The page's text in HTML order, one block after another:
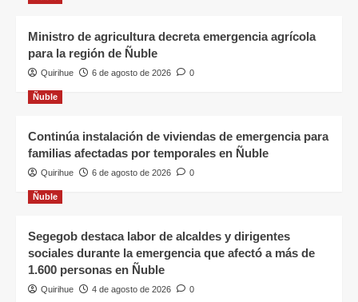
Ministro de agricultura decreta emergencia agrícola
para la región de Ñuble
Quirihue 6 de agosto de 2026 0
Ñuble
Continúa instalación de viviendas de emergencia para
familias afectadas por temporales en Ñuble
Quirihue 6 de agosto de 2026 0
Ñuble
Segegob destaca labor de alcaldes y dirigentes
sociales durante la emergencia que afectó a más de
1.600 personas en Ñuble
Quirihue 4 de agosto de 2026 0